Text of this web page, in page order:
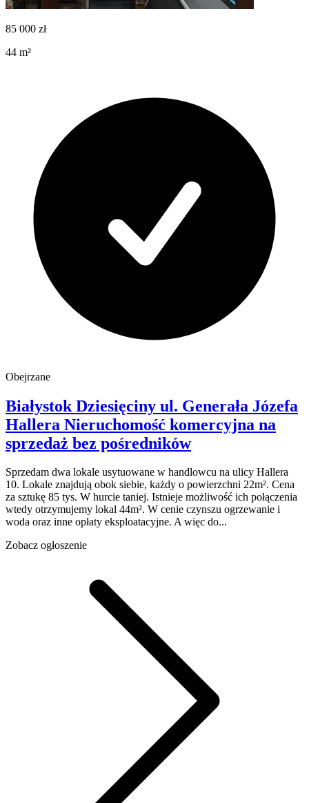
85 000 zł
44 m²
Obejrzane
Białystok Dziesięciny ul. Generała Józefa
Hallera Nieruchomość komercyjna na
sprzedaż bez pośredników
Sprzedam dwa lokale usytuowane w handlowcu na ulicy Hallera
10. Lokale znajdują obok siebie, każdy o powierzchni 22m². Cena
za sztukę 85 tys. W hurcie taniej. Istnieje możliwość ich połączenia
wtedy otrzymujemy lokal 44m². W cenie czynszu ogrzewanie i
woda oraz inne opłaty eksploatacyjne. A więc do...
Zobacz ogłoszenie